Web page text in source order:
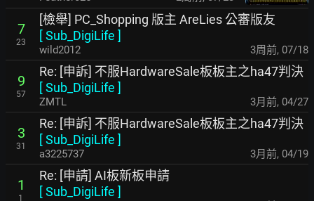
7
23
[檢舉] PC_Shopping 版主 AreLies 公審版友
[Sub_DigiLife ]
wild2012 3周前, 07/18
9
57
Re: [申訴] 不服HardwareSale板板主之ha47判決
[Sub_DigiLife ]
ZMTL 3月前, 04/27
3
31
Re: [申訴] 不服HardwareSale板板主之ha47判決
[Sub_DigiLife ]
a3225737 3月前, 04/19
1
1
Re: [申請] AI板新板申請
[Sub_DigiLife ]